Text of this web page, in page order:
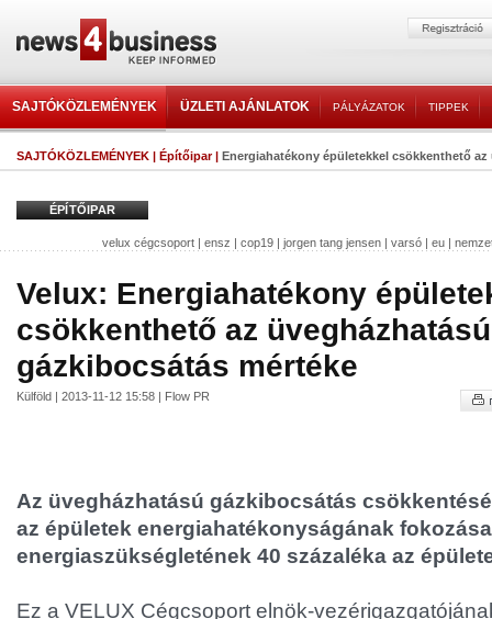
SAJTÓKÖZLEMÉNYEK ÜZLETI AJÁNLATOK PÁLYÁZATOK TIPPEK
SAJTÓKÖZLEMÉNYEK | Építőipar| Energiahatékony épületekkel csökkenthető
ÉPÍTŐIPAR
velux cégcsoport | ensz | cop19 | jorgen tang jensen | varsó | eu |
Velux: Energiahatékony
csökkenthető az üvegházhatású
gázkibocsátás mértéke
Külföld | 2013-11-12 15:58 | Flow PR
Az üvegházhatású gázkibocsátás
az épületek energiahatékonyságának
energiaszükségletének 40 százaléka az
Ez a VELUX Cégcsoport elnök-